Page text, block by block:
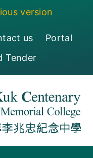
version
us
Portal
Tender